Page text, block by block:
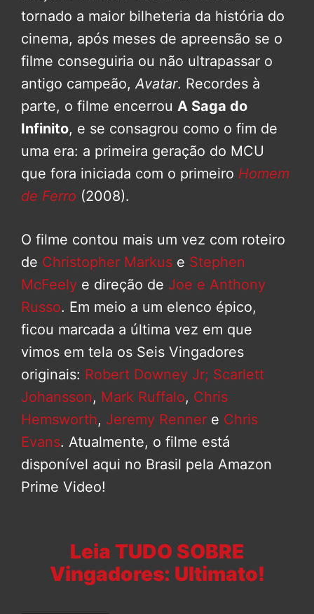
tornado a maior bilheteria da história do
cinema, após meses de apreensão se o
filme conseguiria ou não ultrapassar o
antigo campeão,Avatar. Recordes à
parte, o filme encerrou A Saga do
Infinito, e se consagrou como o fim de
uma era: a primeira geração do MCU
que fora iniciada com o primeiro Homem
de Ferro (2008).
O filme contou mais um vez com roteiro
de Christopher Markus e Stephen
McFeely e direção de Joe e Anthony
Russo. Em meio a um elenco épico,
ficou marcada a última vez em que
vimos em tela os Seis Vingadores
originais: Robert Downey Jr; Scarlett
Johansson, Mark Ruffalo, Chris
Hemsworth, Jeremy Renner e Chris
Evans. Atualmente, o filme está
disponível aqui no Brasil pela Amazon
Prime Video!
Leia TUDO SOBRE
Vingadores: Ultimato!